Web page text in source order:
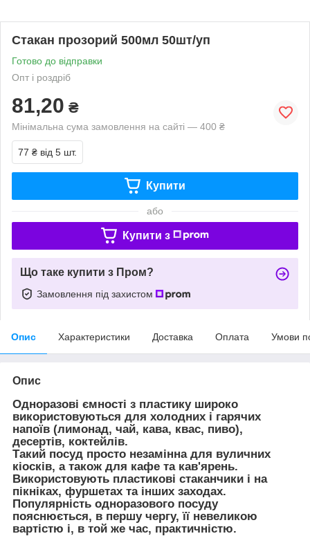
Стакан прозорий 500мл 50шт/уп
Готово до відправки
Опт і роздріб
81,20 ₴
Мінімальна сума замовлення на сайті — 400 ₴
77 ₴ від 5 шт.
Купити
або
Купити з
Що таке купити з Пром?
Замовлення під захистом
Опис Характеристики Доставка Оплата Умови
Опис
Одноразові ємності з пластику широко
використовуються для холодних і гарячих
напоїв (лимонад, чай, кава, квас, пиво),
десертів, коктейлів.
Такий посуд просто незамінна для вуличних
кіосків, а також для кафе та кав'ярень.
Використовують пластикові стаканчики і на
пікніках, фуршетах та інших заходах.
Популярність одноразового посуду
пояснюється, в першу чергу, її невеликою
вартістю і, в той же час, практичністю.